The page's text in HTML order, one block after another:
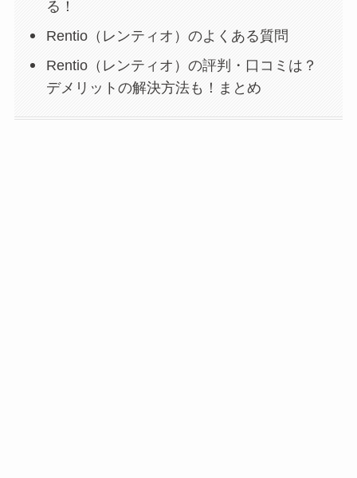
る！
Rentio（レンティオ）のよくある質問
Rentio（レンティオ）の評判・口コミは？
デメリットの解決方法も！まとめ